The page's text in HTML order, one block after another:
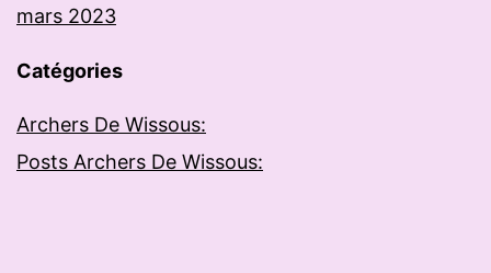
mars 2023
Catégories
Archers De Wissous:
Posts Archers De Wissous: